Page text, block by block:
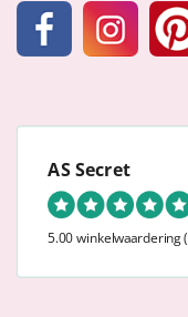
AS Secret
5.00 winkelwaardering